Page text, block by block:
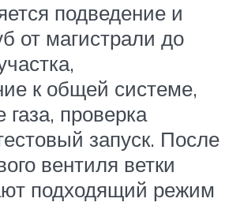
подведение и
от магистрали до
к общей системе,
проверка
запуск. После
вентиля ветки
подходящий режим